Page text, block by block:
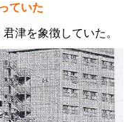
ていた
津を象徴していた。